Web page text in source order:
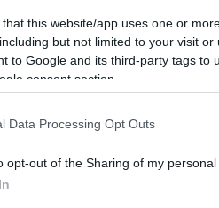
that this website/app uses one or
but not limited to your visit
to Google and its third-party tags to
consent section.
Data Processing Opt Outs
opt-out of the Sharing of my personal
osztállyal. (
Egyetemen -
már rögtön ezt szerettem
hogy mindennek
Magyarországon kissé
és vizuális kultúrára,
szokásainkra? Ritkán éli